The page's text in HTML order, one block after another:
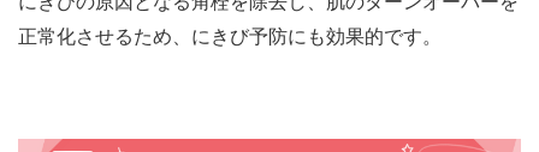
正常化させるため、にきび予防にも効果的です。